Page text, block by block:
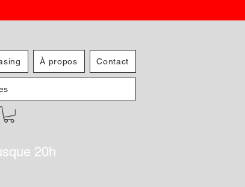
À propos Contact
20h